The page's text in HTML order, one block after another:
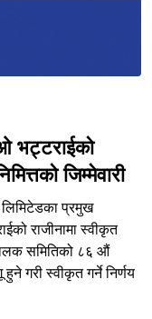
भट्टराईको
जिम्मेवारी
लिमिटेडका प्रमुख
राजीनामा स्वीकृत
समितिको ८६ औं
गरी स्वीकृत गर्ने निर्णय